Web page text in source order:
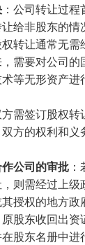
：公司转让过
给非股东的情
转让通常无需
需要对公司的
等无形资产
方需签订股权
方的权利和
公司的审批
则需经过上
授权的地方政
原股东收回出
股东名册中进